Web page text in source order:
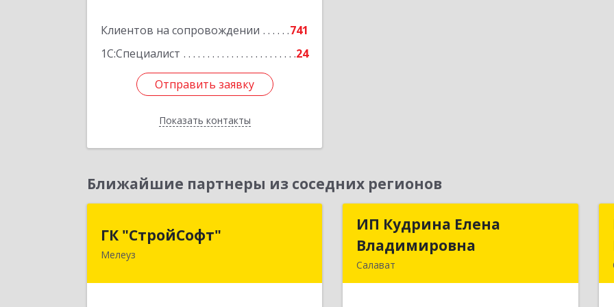
Клиентов на сопровождении
741
1С:Специалист
24
Отправить заявку
Показать контакты
Отправить заявку
Назад
Ближайшие партнеры из соседних регионов
ГК "СтройСофт"
Мелеуз
ГК "СтройСофт"
453852, Башкортостан Респ, Мелеуз г,
ИП Кудрина Елена
Владимировна
Салават
ИП Кудрина Елена
Владимировна